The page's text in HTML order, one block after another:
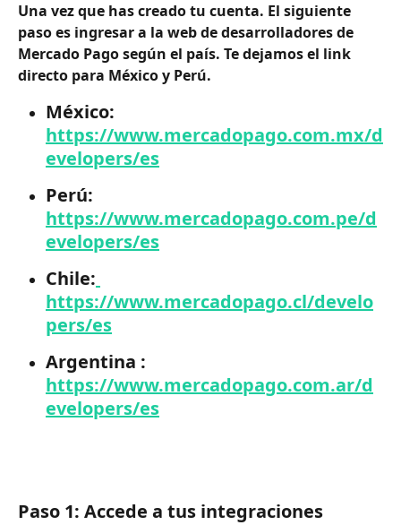
Una vez que has creado tu cuenta. El siguiente
paso es ingresar a la web de desarrolladores de
Mercado Pago según el país. Te dejamos el link
directo para México y Perú.
México:
https://www.mercadopago.com.mx/d
evelopers/es
Perú:
https://www.mercadopago.com.pe/d
evelopers/es
Chile:
https://www.mercadopago.cl/develo
pers/es
Argentina :
https://www.mercadopago.com.ar/d
evelopers/es
Paso 1: Accede a tus integraciones